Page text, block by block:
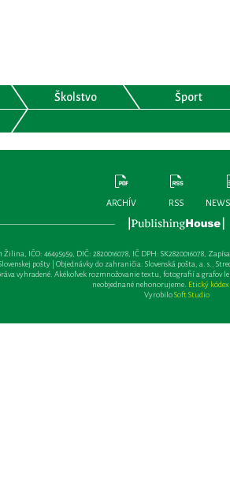
Školstvo Šport
ARCHÍV RSS
IČO: 46495959, DIČ: 2820016078, IČ DPH: SK2820016078,
pošty | Objednávky do zahraničia: Slovenská pošta, a. s.,
vyhradené. Akékoľvek rozmnožovanie textu, fotografií a grafov
neobjednané nehonorujeme. Etický
VyrobiloSoft Studio